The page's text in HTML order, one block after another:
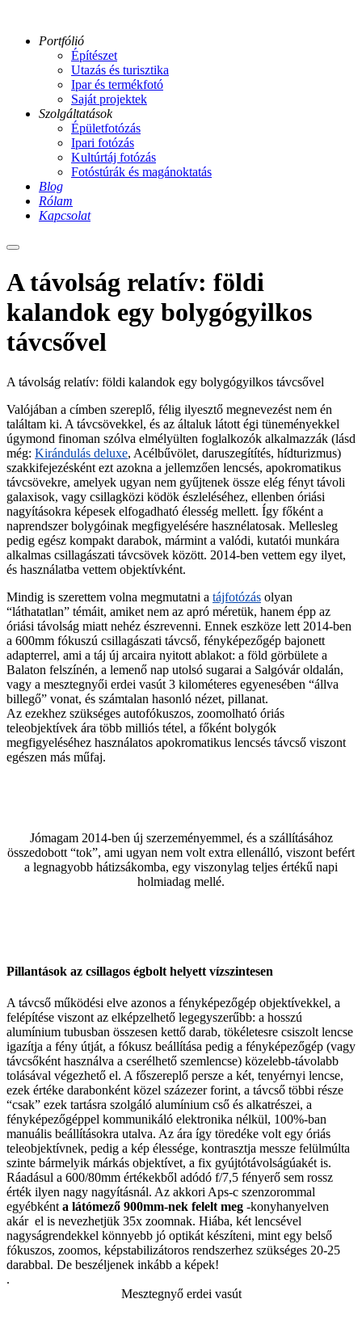
Portfólió
Építészet
Utazás és turisztika
Ipar és termékfotó
Saját projektek
Szolgáltatások
Épületfotózás
Ipari fotózás
Kultúrtáj fotózás
Fotóstúrák és magánoktatás
Blog
Rólam
Kapcsolat
Main
A távolság relatív: földi
kalandok egy bolygógyilkos
távcsővel
A távolság relatív: földi kalandok egy bolygógyilkos távcsővel
Valójában a címben szereplő, félig ilyesztő megnevezést nem én
találtam ki. A távcsövekkel, és az általuk látott égi tüneményekkel
úgymond finoman szólva elmélyülten foglalkozók alkalmazzák (lásd
még: Kirándulás deluxe, Acélbűvölet, daruszegítítés, hídturizmus)
szakkifejezésként ezt azokna a jellemzően lencsés, apokromatikus
távcsövekre, amelyek ugyan nem gyűjtenek össze elég fényt távoli
galaxisok, vagy csillagközi ködök észleléséhez, ellenben óriási
nagyításokra képesek elfogadható élesség mellett. Így főként a
naprendszer bolygóinak megfigyelésére hasznélatosak. Mellesleg
pedig egész kompakt darabok, mármint a valódi, kutatói munkára
alkalmas csillagászati távcsövek között. 2014-ben vettem egy ilyet,
és használatba vettem objektívként.
Mindig is szerettem volna megmutatni a tájfotózás olyan
“láthatatlan” témáit, amiket nem az apró méretük, hanem épp az
óriási távolság miatt nehéz észrevenni. Ennek eszköze lett 2014-ben
a 600mm fókuszú csillagászati távcső, fényképezőgép bajonett
adapterrel, ami a táj új arcaira nyitott ablakot: a föld görbülete a
Balaton felszínén, a lemenő nap utolsó sugarai a Salgóvár oldalán,
vagy a mesztegnyői erdei vasút 3 kilométeres egyenesében “állva
billegő” vonat, és számtalan hasonló nézet, pillanat.
Az ezekhez szükséges autofókuszos, zoomolható óriás
teleobjektívek ára több milliós tétel, a főként bolygók
megfigyeléséhez használatos apokromatikus lencsés távcső viszont
egészen más műfaj.
Jómagam 2014-ben új szerzeményemmel, és a szállításához
összedobott “tok”, ami ugyan nem volt extra ellenálló, viszont befért
a legnagyobb hátizsákomba, egy viszonylag teljes értékű napi
holmiadag mellé.
Pillantások az csillagos égbolt helyett vízszintesen
A távcső működési elve azonos a fényképezőgép objektívekkel, a
felépítése viszont az elképzelhető legegyszerűbb: a hosszú
alumínium tubusban összesen kettő darab, tökéletesre csiszolt lencse
igazítja a fény útját, a fókusz beállítása pedig a fényképezőgép (vagy
távcsőként használva a cserélhető szemlencse) közelebb-távolabb
tolásával végezhető el. A főszereplő persze a két, tenyérnyi lencse,
ezek értéke darabonként közel százezer forint, a távcső többi része
“csak” ezek tartásra szolgáló alumínium cső és alkatrészei, a
fényképezőgéppel kommunikáló elektronika nélkül, 100%-ban
manuális beállításokra utalva. Az ára így töredéke volt egy óriás
teleobjektívnek, pedig a kép élessége, kontrasztja messze felülmúlta
szinte bármelyik márkás objektívet, a fix gyújtótávolságúakét is.
Ráadásul a 600/80mm értékekből adódó f/7,5 fényerő sem rossz
érték ilyen nagy nagyításnál. Az akkori Aps-c szenzorommal
egyébkénta látómező 900mm-nek felelt meg -konyhanyelven
akár el is nevezhetjük 35x zoomnak. Hiába, két lencsével
nagyságrendekkel könnyebb jó optikát készíteni, mint egy belső
fókuszos, zoomos, képstabilizátoros rendszerhez szükséges 20-25
darabbal. De beszéljenek inkább a képek!
.
Mesztegnyő erdei vasút